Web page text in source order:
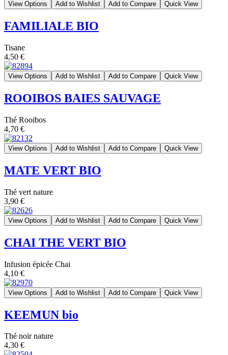
View Options Add to Wishlist Add to Compare Quick View
FAMILIALE BIO
Tisane
4,50 €
View Options Add to Wishlist Add to Compare Quick View
ROOIBOS BAIES SAUVAGE
Thé Rooibos
4,70 €
View Options Add to Wishlist Add to Compare Quick View
MATE VERT BIO
Thé vert nature
3,90 €
View Options Add to Wishlist Add to Compare Quick View
CHAI THE VERT BIO
Infusion épicée Chai
4,10 €
View Options Add to Wishlist Add to Compare Quick View
KEEMUN bio
Thé noir nature
4,30 €